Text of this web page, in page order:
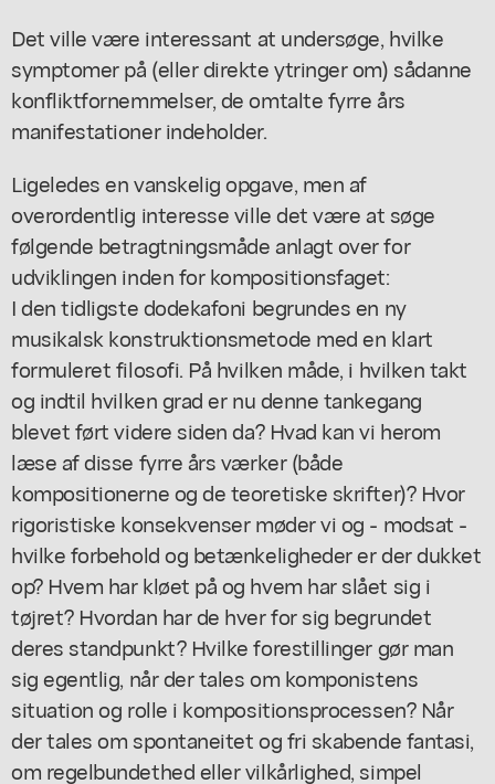
Det ville være interessant at undersøge, hvilke
symptomer på (eller direkte ytringer om) sådanne
konfliktfornemmelser, de omtalte fyrre års
manifestationer indeholder.
Ligeledes en vanskelig opgave, men af
overordentlig interesse ville det være at søge
følgende betragtningsmåde anlagt over for
udviklingen inden for kompositionsfaget:
I den tidligste dodekafoni begrundes en ny
musikalsk konstruktionsmetode med en klart
formuleret filosofi. På hvilken måde, i hvilken takt
og indtil hvilken grad er nu denne tankegang
blevet ført videre siden da? Hvad kan vi herom
læse af disse fyrre års værker (både
kompositionerne og de teoretiske skrifter)? Hvor
rigoristiske konsekvenser møder vi og - modsat -
hvilke forbehold og betænkeligheder er der dukket
op? Hvem har kløet på og hvem har slået sig i
tøjret? Hvordan har de hver for sig begrundet
deres standpunkt? Hvilke forestillinger gør man
sig egentlig, når der tales om komponistens
situation og rolle i kompositionsprocessen? Når
der tales om spontaneitet og fri skabende fantasi,
om regelbundethed eller vilkårlighed, simpel